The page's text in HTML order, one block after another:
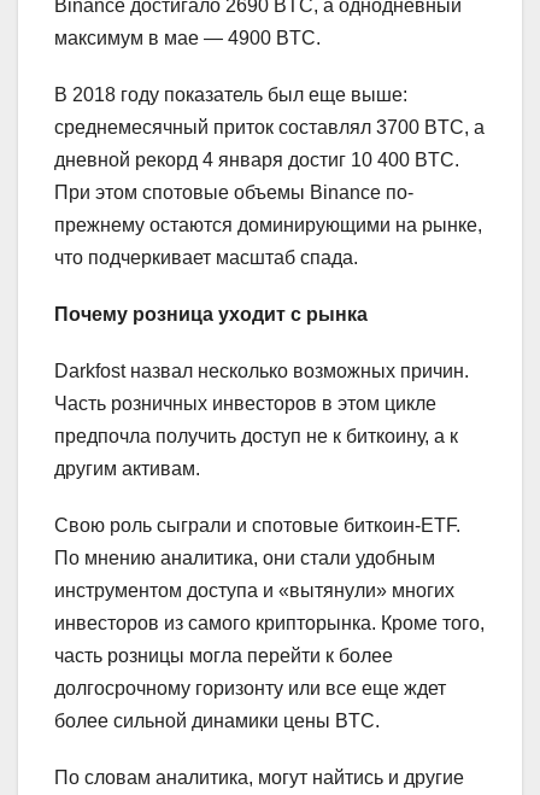
Binance достигало 2690 BTC, а однодневный
максимум в мае — 4900 BTC.
В 2018 году показатель был еще выше:
среднемесячный приток составлял 3700 BTC, а
дневной рекорд 4 января достиг 10 400 BTC.
При этом спотовые объемы Binance по-
прежнему остаются доминирующими на рынке,
что подчеркивает масштаб спада.
Почему розница уходит с рынка
Darkfost назвал несколько возможных причин.
Часть розничных инвесторов в этом цикле
предпочла получить доступ не к биткоину, а к
другим активам.
Свою роль сыграли и спотовые биткоин-ETF.
По мнению аналитика, они стали удобным
инструментом доступа и «вытянули» многих
инвесторов из самого крипторынка. Кроме того,
часть розницы могла перейти к более
долгосрочному горизонту или все еще ждет
более сильной динамики цены BTC.
По словам аналитика, могут найтись и другие